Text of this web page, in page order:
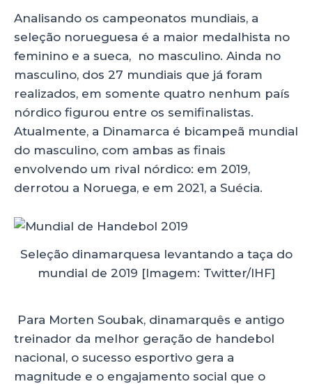
Analisando os campeonatos mundiais, a
seleção norueguesa é a maior medalhista no
feminino e a sueca, no masculino. Ainda no
masculino, dos 27 mundiais que já foram
realizados, em somente quatro nenhum país
nórdico figurou entre os semifinalistas.
Atualmente, a Dinamarca é bicampeã mundial
do masculino, com ambas as finais
envolvendo um rival nórdico: em 2019,
derrotou a Noruega, e em 2021, a Suécia.
Seleção dinamarquesa levantando a taça do
mundial de 2019 [Imagem: Twitter/IHF]
Para Morten Soubak, dinamarquês e antigo
treinador da melhor geração de handebol
nacional, o sucesso esportivo gera a
magnitude e o engajamento social que o